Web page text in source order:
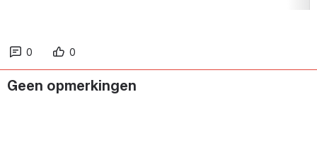
0 0
Geen opmerkingen